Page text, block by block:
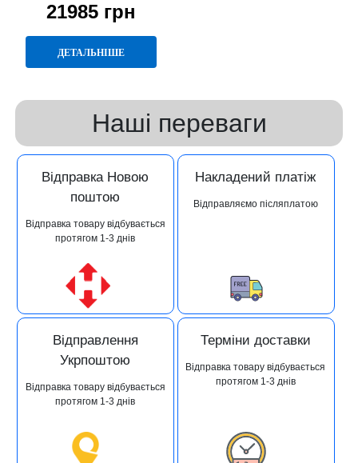
21985 грн
ДЕТАЛЬНІШЕ
Наші переваги
Відправка Новою
поштою
Відправка товару відбувається
протягом 1-3 днів
Накладений платіж
Відправляємо післяплатою
Відправлення
Укрпоштою
Відправка товару відбувається
протягом 1-3 днів
Терміни доставки
Відправка товару відбувається
протягом 1-3 днів